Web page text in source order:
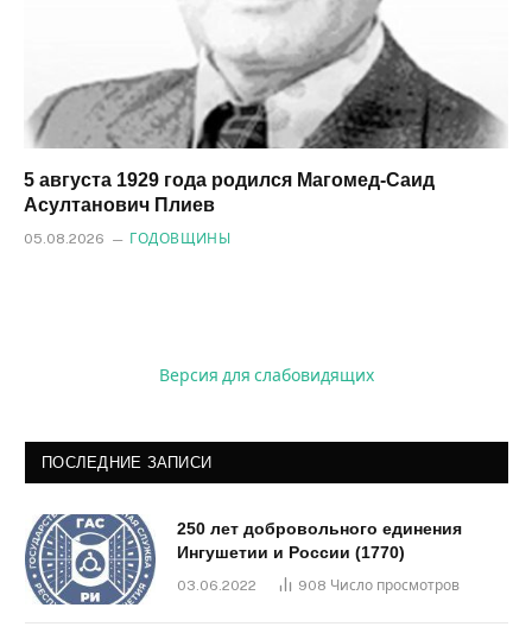
5 августа 1929 года родился Магомед‑Саид
Асултанович Плиев
05.08.2026 ГОДОВЩИНЫ
Версия для слабовидящих
ПОСЛЕДНИЕ ЗАПИСИ
250 лет добровольного единения
Ингушетии и России (1770)
03.06.2022 908 Число просмотров